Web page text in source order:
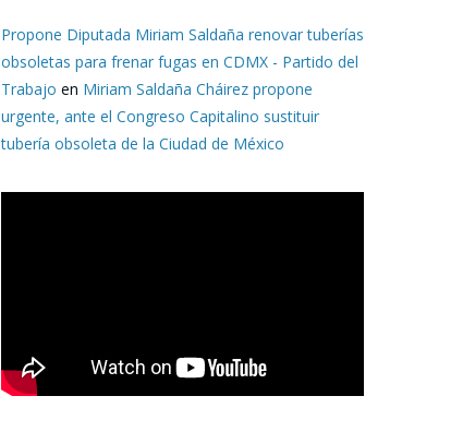
Propone Diputada Miriam Saldaña renovar tuberías
obsoletas para frenar fugas en CDMX - Partido del
Trabajo en Miriam Saldaña Cháirez propone
urgente, ante el Congreso Capitalino sustituir
tubería obsoleta de la Ciudad de México